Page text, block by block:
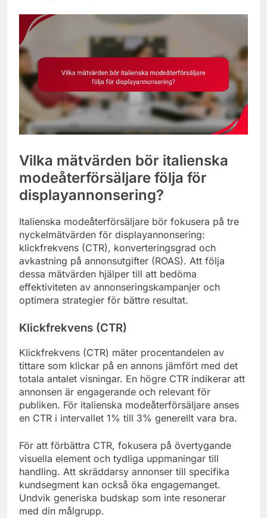
Vilka mätvärden bör italienska
modeåterförsäljare följa för
displayannonsering?
Italienska modeåterförsäljare bör fokusera på tre
nyckelmätvärden för displayannonsering:
klickfrekvens (CTR), konverteringsgrad och
avkastning på annonsutgifter (ROAS). Att följa
dessa mätvärden hjälper till att bedöma
effektiviteten av annonseringskampanjer och
optimera strategier för bättre resultat.
Klickfrekvens (CTR)
Klickfrekvens (CTR) mäter procentandelen av
tittare som klickar på en annons jämfört med det
totala antalet visningar. En högre CTR indikerar att
annonsen är engagerande och relevant för
publiken. För italienska modeåterförsäljare anses
en CTR i intervallet 1% till 3% generellt vara bra.
För att förbättra CTR, fokusera på övertygande
visuella element och tydliga uppmaningar till
handling. Att skräddarsy annonser till specifika
kundsegment kan också öka engagemanget.
Undvik generiska budskap som inte resonerar
med din målgrupp.